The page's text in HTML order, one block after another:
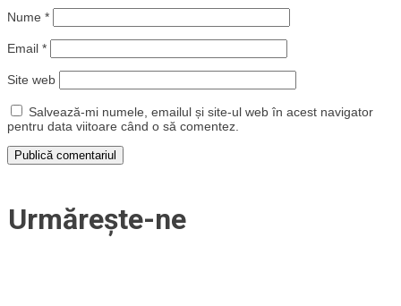
Nume *
Email *
Site web
Salvează-mi numele, emailul și site-ul web în acest navigator
pentru data viitoare când o să comentez.
Urmărește-ne